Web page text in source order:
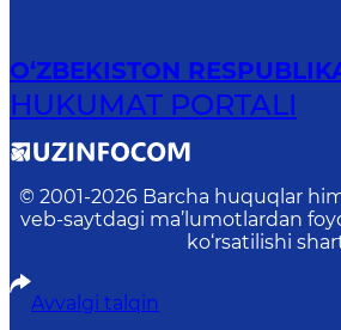
O‘ZBEKISTON
HUKUMAT PORTALI
© 2001-2026 Barcha huquqlar
veb-saytdagi ma’lumotlardan
ko‘rsatilishi
Avvalgi talqin